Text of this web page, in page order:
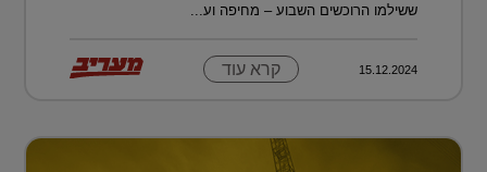
ששילמו הרוכשים השבוע – מחיפה וע...
15.12.2024 קרא עוד